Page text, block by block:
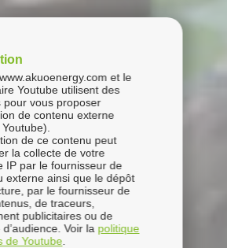
et le
Youtube utilisent des
pour vous proposer
de contenu externe
de ce contenu peut
la collecte de votre
IP par le fournisseur de
externe ainsi que le dépôt
par le fournisseur de
de traceurs,
publicitaires ou de
Voir la politique
de Youtube